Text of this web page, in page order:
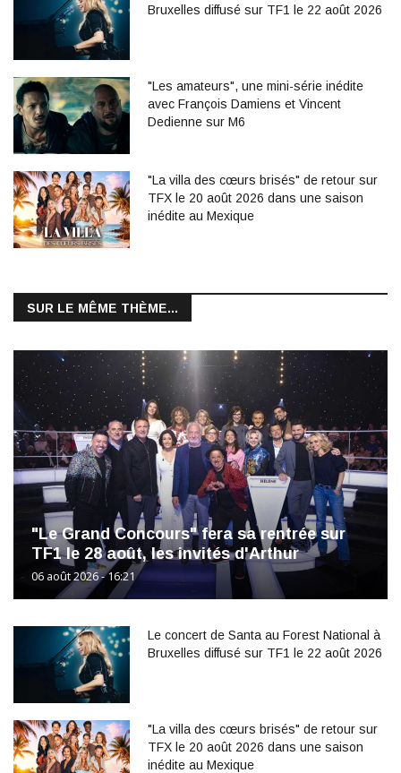
Bruxelles diffusé sur TF1 le 22 août 2026
"Les amateurs", une mini-série inédite
avec François Damiens et Vincent
Dedienne sur M6
"La villa des cœurs brisés" de retour sur
TFX le 20 août 2026 dans une saison
inédite au Mexique
SUR LE MÊME THÈME...
"Le Grand Concours" fera sa rentrée sur
TF1 le 28 août, les invités d'Arthur
06 août 2026 - 16:21
Le concert de Santa au Forest National à
Bruxelles diffusé sur TF1 le 22 août 2026
"La villa des cœurs brisés" de retour sur
TFX le 20 août 2026 dans une saison
inédite au Mexique